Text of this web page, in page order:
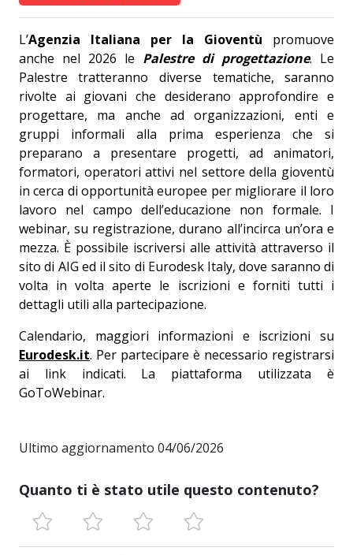
L’Agenzia Italiana per la Gioventù promuove
anche nel 2026 le Palestre di progettazione. Le
Palestre tratteranno diverse tematiche, saranno
rivolte ai giovani che desiderano approfondire e
progettare, ma anche ad organizzazioni, enti e
gruppi informali alla prima esperienza che si
preparano a presentare progetti, ad animatori,
formatori, operatori attivi nel settore della gioventù
in cerca di opportunità europee per migliorare il loro
lavoro nel campo dell’educazione non formale. I
webinar, su registrazione, durano all’incirca un’ora e
mezza. È possibile iscriversi alle attività attraverso il
sito di AIG ed il sito di Eurodesk Italy, dove saranno di
volta in volta aperte le iscrizioni e forniti tutti i
dettagli utili alla partecipazione.
Calendario, maggiori informazioni e iscrizioni su
Eurodesk.it. Per partecipare è necessario registrarsi
ai link indicati. La piattaforma utilizzata è
GoToWebinar.
Ultimo aggiornamento 04/06/2026
Quanto ti è stato utile questo contenuto?